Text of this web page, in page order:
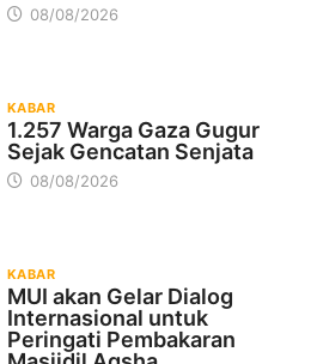
08/08/2026
KABAR
1.257 Warga Gaza Gugur
Sejak Gencatan Senjata
08/08/2026
KABAR
MUI akan Gelar Dialog
Internasional untuk
Peringati Pembakaran